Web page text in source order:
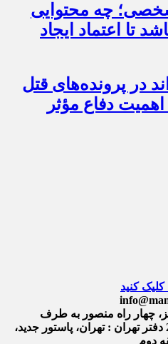
چه محتوایی
تا اعتماد ایجاد
در پرونده‌های قتل
دفاع مؤثر
کنید
چهار راه منصور به طرف
مارالان، نرسیده به فدک، پلاک25 دفتر تهران : تهران، پاستور جدید،